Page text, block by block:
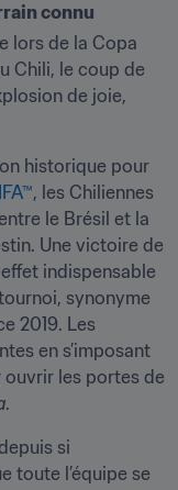
connu
lors de la Copa
Chili, le coup de
de joie,
historique pour
, les Chiliennes
le Brésil et la
Une victoire de
indispensable
synonyme
2019. Les
en s’imposant
ouvrir les portes de
.
si
toute l’équipe se